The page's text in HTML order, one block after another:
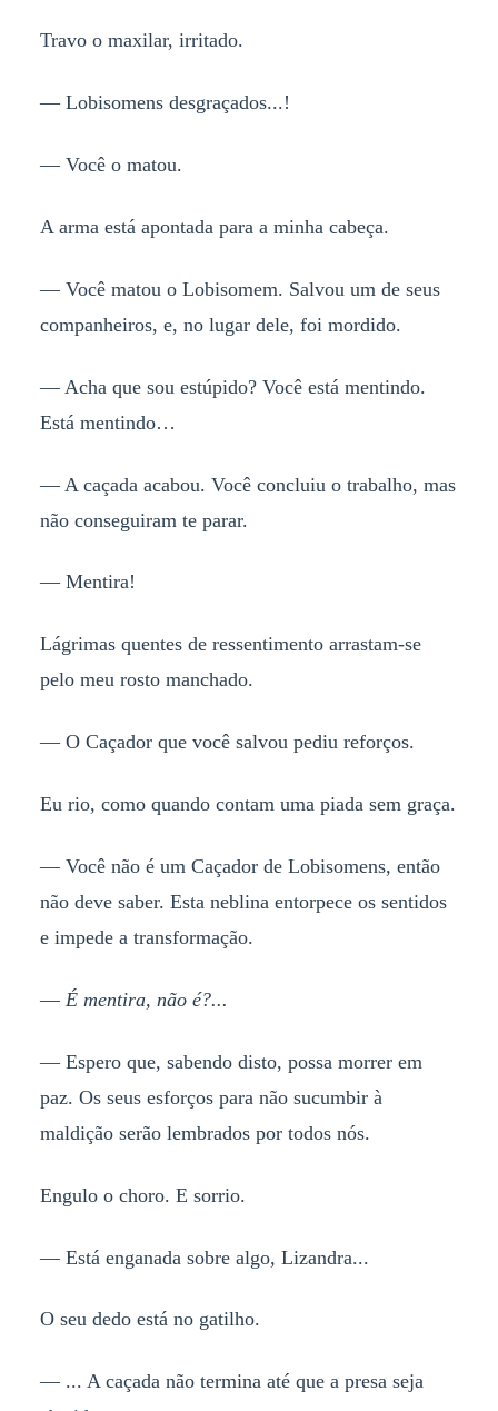
Travo o maxilar, irritado.
— Lobisomens desgraçados...!
— Você o matou.
A arma está apontada para a minha cabeça.
— Você matou o Lobisomem. Salvou um de seus
companheiros, e, no lugar dele, foi mordido.
— Acha que sou estúpido? Você está mentindo.
Está mentindo…
— A caçada acabou. Você concluiu o trabalho, mas
não conseguiram te parar.
— Mentira!
Lágrimas quentes de ressentimento arrastam-se
pelo meu rosto manchado.
— O Caçador que você salvou pediu reforços.
Eu rio, como quando contam uma piada sem graça.
— Você não é um Caçador de Lobisomens, então
não deve saber. Esta neblina entorpece os sentidos
e impede a transformação.
— É mentira, não é?...
— Espero que, sabendo disto, possa morrer em
paz. Os seus esforços para não sucumbir à
maldição serão lembrados por todos nós.
Engulo o choro. E sorrio.
— Está enganada sobre algo, Lizandra...
O seu dedo está no gatilho.
— ... A caçada não termina até que a presa seja